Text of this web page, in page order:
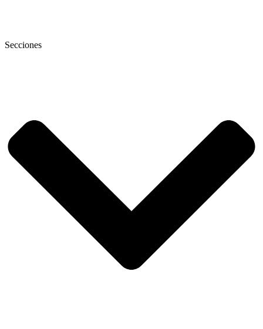
Secciones